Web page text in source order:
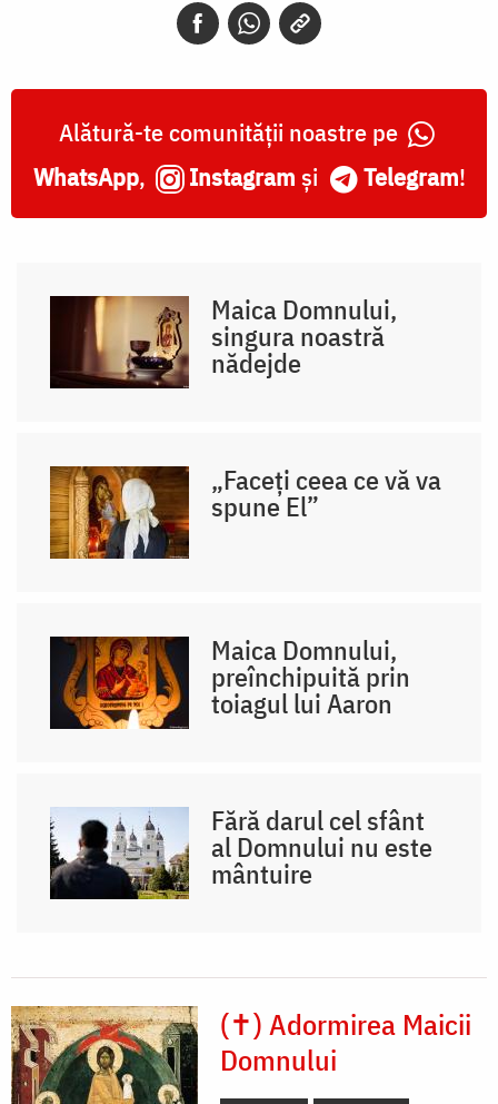
Alătură-te comunității noastre pe
WhatsApp, Instagram și Telegram!
Maica Domnului,
singura noastră
nădejde
„Faceți ceea ce vă va
spune El”
Maica Domnului,
preînchipuită prin
toiagul lui Aaron
Fără darul cel sfânt
al Domnului nu este
mântuire
(✝) Adormirea Maicii
Domnului